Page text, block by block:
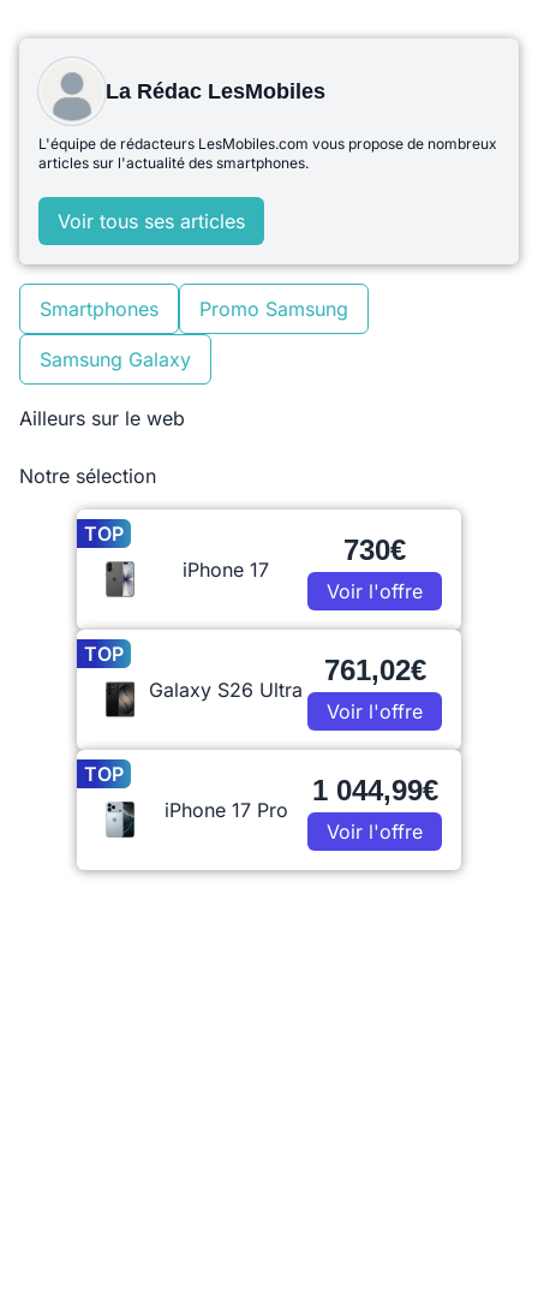
La Rédac LesMobiles
L'équipe de rédacteurs LesMobiles.com vous propose de nombreux
articles sur l'actualité des smartphones.
Voir tous ses articles
Smartphones Promo Samsung
Samsung Galaxy
Ailleurs sur le web
Notre sélection
TOP
iPhone 17
730€
Voir l'offre
TOP
Galaxy S26 Ultra
761,02€
Voir l'offre
TOP
iPhone 17 Pro
1 044,99€
Voir l'offre